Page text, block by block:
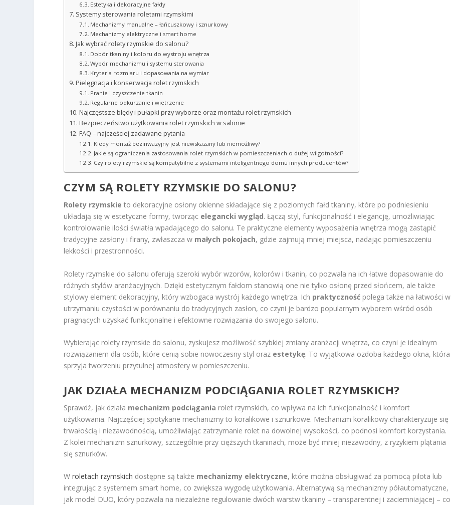
Estetyka i dekoracyjne fałdy
Systemy sterowania roletami rzymskimi
Mechanizmy manualne – łańcuszkowy i sznurkowy
Mechanizmy elektryczne i smart home
Jak wybrać rolety rzymskie do salonu?
Dobór tkaniny i koloru do wystroju wnętrza
Wybór mechanizmu i systemu sterowania
Kryteria rozmiaru i dopasowania na wymiar
Pielęgnacja i konserwacja rolet rzymskich
Pranie i czyszczenie tkanin
Regularne odkurzanie i wietrzenie
Najczęstsze błędy i pułapki przy wyborze oraz montażu rolet rzymskich
Bezpieczeństwo użytkowania rolet rzymskich w salonie
FAQ – najczęściej zadawane pytania
Kiedy montaż bezinwazyjny jest niewskazany lub niemożliwy?
Jakie są ograniczenia zastosowania rolet rzymskich w pomieszczeniach o dużej wilgotności?
Czy rolety rzymskie są kompatybilne z systemami inteligentnego domu innych producentów?
CZYM SĄ ROLETY RZYMSKIE DO SALONU?
Rolety rzymskie to dekoracyjne osłony okienne składające się z poziomych fałd tkaniny, które po podniesieniu
układają się w estetyczne formy, tworząc elegancki wygląd. Łączą styl, funkcjonalność i elegancję, umożliwiając
kontrolowanie ilości światła wpadającego do salonu. Te praktyczne elementy wyposażenia wnętrza mogą zastąpić
tradycyjne zasłony i firany, zwłaszcza w małych pokojach, gdzie zajmują mniej miejsca, nadając pomieszczeniu
lekkości i przestronności.
Rolety rzymskie do salonu oferują szeroki wybór wzorów, kolorów i tkanin, co pozwala na ich łatwe dopasowanie do
różnych stylów aranżacyjnych. Dzięki estetycznym fałdom stanowią one nie tylko osłonę przed słońcem, ale także
stylowy element dekoracyjny, który wzbogaca wystrój każdego wnętrza. Ich praktyczność polega także na łatwości w
utrzymaniu czystości w porównaniu do tradycyjnych zasłon, co czyni je bardzo popularnym wyborem wśród osób
pragnących uzyskać funkcjonalne i efektowne rozwiązania do swojego salonu.
Wybierając rolety rzymskie do salonu, zyskujesz możliwość szybkiej zmiany aranżacji wnętrza, co czyni je idealnym
rozwiązaniem dla osób, które cenią sobie nowoczesny styl oraz estetykę. To wyjątkowa ozdoba każdego okna, która
sprzyja tworzeniu przytulnej atmosfery w pomieszczeniu.
JAK DZIAŁA MECHANIZM PODCIĄGANIA ROLET RZYMSKICH?
Sprawdź, jak działa mechanizm podciągania rolet rzymskich, co wpływa na ich funkcjonalność i komfort
użytkowania. Najczęściej spotykane mechanizmy to koralikowe i sznurkowe. Mechanizm koralikowy charakteryzuje się
trwałością i niezawodnością, umożliwiając zatrzymanie rolet na dowolnej wysokości, co podnosi komfort korzystania.
Z kolei mechanizm sznurkowy, szczególnie przy cięższych tkaninach, może być mniej niezawodny, z ryzykiem plątania
się sznurków.
Wroletach rzymskich dostępne są także mechanizmy elektryczne, które można obsługiwać za pomocą pilota lub
integrując z systemem smart home, co zwiększa wygodę użytkowania. Alternatywą są mechanizmy półautomatyczne,
jak model DUO, który pozwala na niezależne regulowanie dwóch warstw tkaniny – transparentnej i zaciemniającej – co